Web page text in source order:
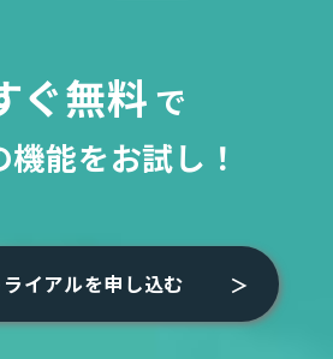
ぐ無料 で
機能をお試し！
イアルを申し込む